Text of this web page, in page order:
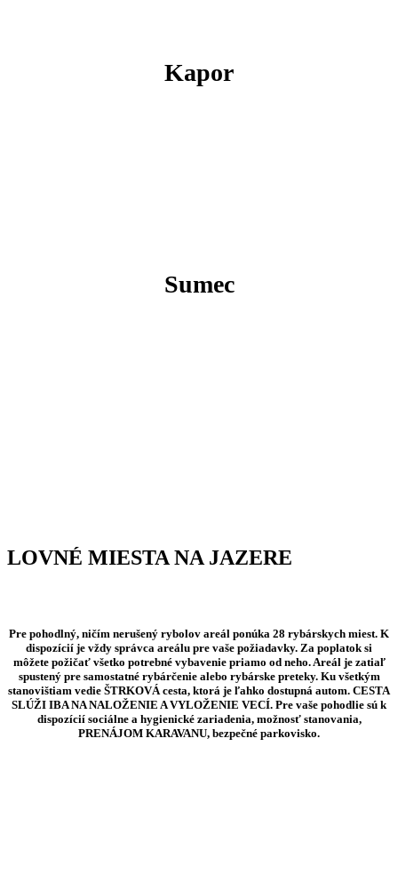
Kapor
Sumec
LOVNÉ MIESTA NA JAZERE
Pre pohodlný, ničím nerušený rybolov areál ponúka 28 rybárskych miest. K
dispozícií je vždy správca areálu pre vaše požiadavky. Za poplatok si
môžete požičať všetko potrebné vybavenie priamo od neho. Areál je zatiaľ
spustený pre samostatné rybárčenie alebo rybárske preteky. Ku všetkým
stanovištiam vedie ŠTRKOVÁ cesta, ktorá je ľahko dostupná autom. CESTA
SLÚŽI IBA NA NALOŽENIE A VYLOŽENIE VECÍ. Pre vaše pohodlie sú k
dispozícií sociálne a hygienické zariadenia, možnosť stanovania,
PRENÁJOM KARAVANU, bezpečné parkovisko.